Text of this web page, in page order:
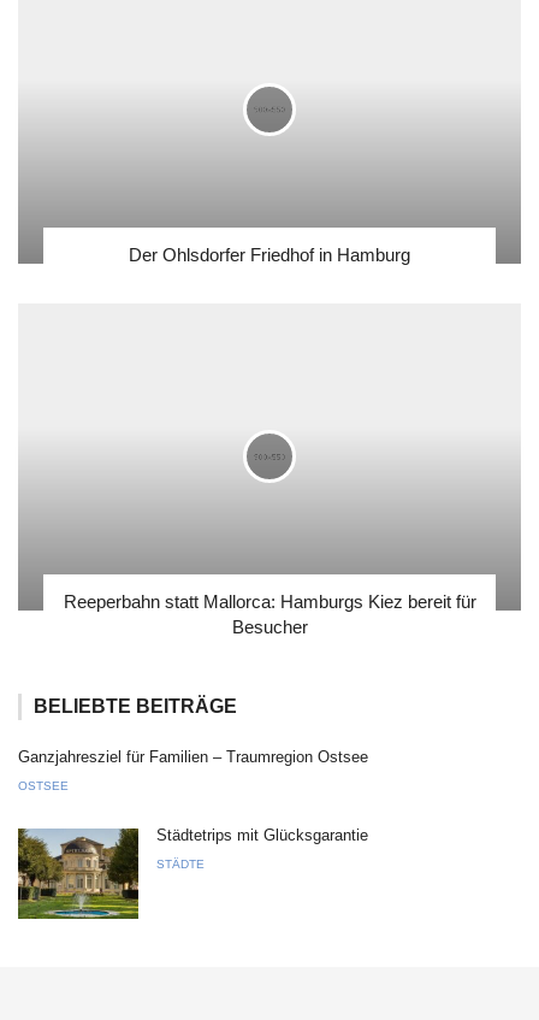
Der Ohlsdorfer Friedhof in Hamburg
Reeperbahn statt Mallorca: Hamburgs Kiez bereit für
Besucher
BELIEBTE BEITRÄGE
Ganzjahresziel für Familien – Traumregion Ostsee
OSTSEE
Städtetrips mit Glücksgarantie
STÄDTE